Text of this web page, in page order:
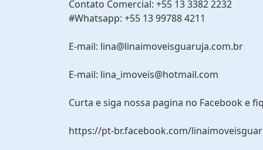
Contato Comercial: +55 13 3382 2232
#Whatsapp: +55 13 99788 4211
E-mail: lina@linaimoveisguaruja.com.br
E-mail: lina_imoveis@hotmail.com
Curta e siga nossa pagina no Facebook e
https://pt-br.facebook.com/